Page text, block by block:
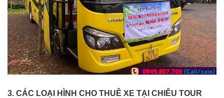
3. CÁC LOẠI HÌNH CHO THUÊ XE TẠI CHIÊU TOUR